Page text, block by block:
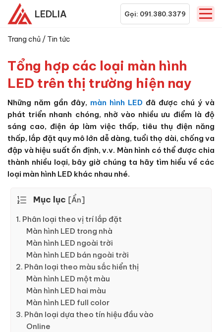
LEDLIA Gọi: 091.380.3379
Trang chủ / Tin tức
Tổng hợp các loại màn hình
LED trên thị trường hiện nay
Những năm gần đây, màn hình LED đã được chú ý và
phát triển nhanh chóng, nhờ vào nhiều ưu điểm là độ
sáng cao, điện áp làm việc thấp, tiêu thụ điện năng
thấp, lắp đặt quy mô lớn dễ dàng, tuổi thọ dài, chống va
đập và hiệu suất ổn định, v.v. Màn hình có thể được chia
thành nhiều loại, bây giờ chúng ta hãy tìm hiểu về các
loại màn hình LED khác nhau nhé.
Mục lục [Ẩn]
1. Phân loại theo vị trí lắp đặt
Màn hình LED trong nhà
Màn hình LED ngoài trời
Màn hình LED bán ngoài trời
2. Phân loại theo màu sắc hiển thị
Màn hình LED một màu
Màn hình LED hai màu
Màn hình LED full color
3. Phân loại dựa theo tín hiệu đầu vào
Online